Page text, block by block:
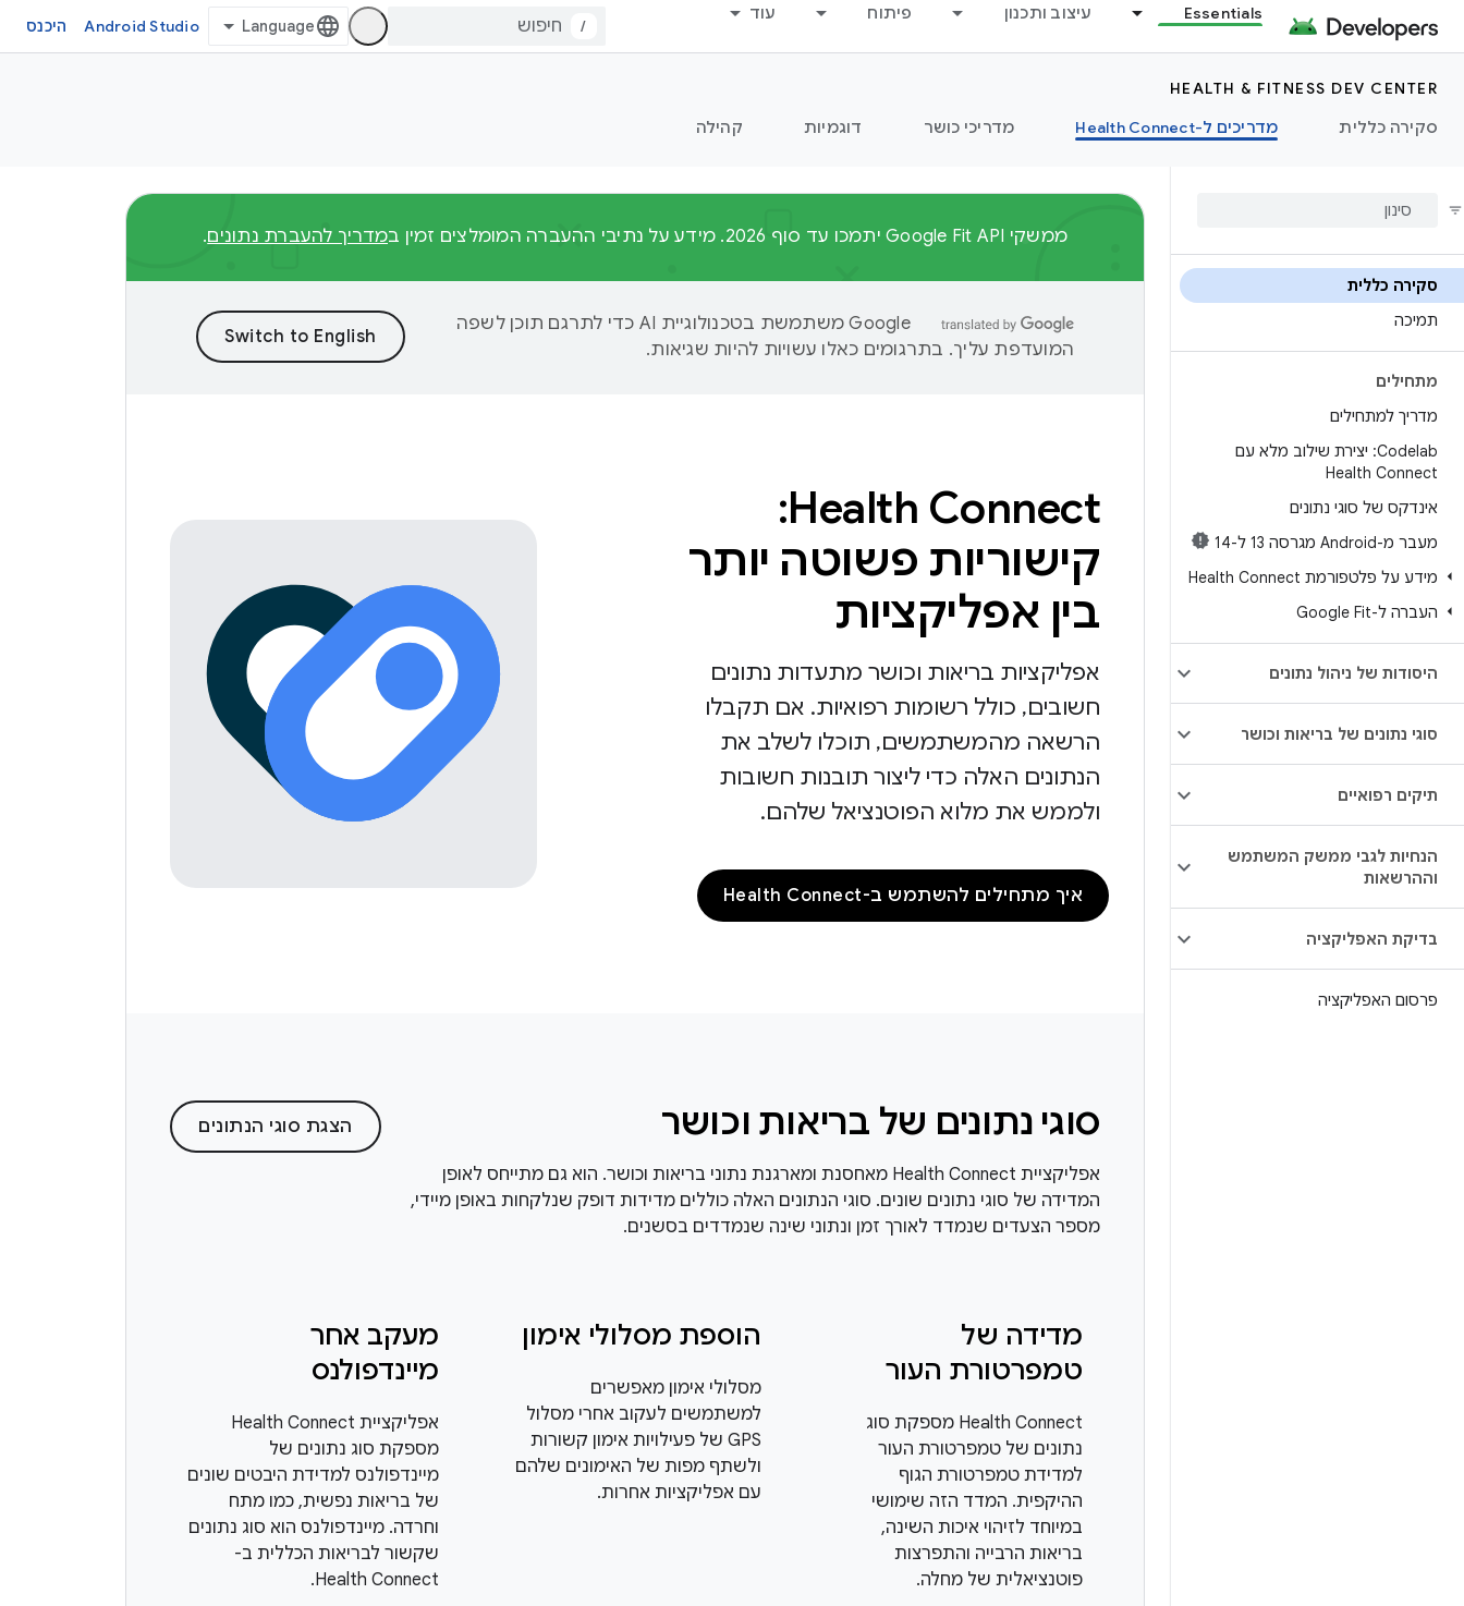
Essentials עיצוב ותכנון פיתוח עוד
/
Android Studio היכנס
HEALTH & FITNESS DEV CENTER
סקירה כללית
מדריכים ל-Health Connect מדריכי כושר דוגמיות קהילה
סקירה כללית
תמיכה
מתחילים
מדריך למתחילים
Codelab: יצירת שילוב מלא עם
Health Connect
אינדקס של סוגי נתונים
מעבר מ-Android מגרסה 13 ל-14
מידע על פלטפורמת Health Connect
העברה ל-Google Fit
היסודות של ניהול נתונים
סוגי נתונים של בריאות וכושר
תיקים רפואיים
הנחיות לגבי ממשק המשתמש
וההרשאות
בדיקת האפליקציה
פרסום האפליקציה
ממשקי Google Fit API יתמכו עד סוף 2026. מידע על נתיבי ההעברה המומלצים זמין ב מדריך להעברת נתונים.
‫Google משתמשת בטכנולוגיית AI כדי לתרגם תוכן לשפה
המועדפת עליך. בתרגומים כאלו עשויות להיות שגיאות.
Health Connect:
קישוריות פשוטה יותר
בין אפליקציות
אפליקציות בריאות וכושר מתעדות נתונים
חשובים, כולל רשומות רפואיות. אם תקבלו
הרשאה מהמשתמשים, תוכלו לשלב את
הנתונים האלה כדי ליצור תובנות חשובות
ולממש את מלוא הפוטנציאל שלהם.
איך מתחילים להשתמש ב-Health Connect
סוגי נתונים של בריאות וכושר
אפליקציית Health Connect מאחסנת ומארגנת נתוני בריאות וכושר. הוא גם מתייחס לאופן
המדידה של סוגי נתונים שונים. סוגי הנתונים האלה כוללים מדידות דופק שנלקחות באופן מיידי,
מספר הצעדים שנמדד לאורך זמן ונתוני שינה שנמדדים בסשנים.
הצגת סוגי הנתונים
מדידה של
טמפרטורת העור
‫Health Connect מספקת סוג
נתונים של טמפרטורת העור
למדידת טמפרטורת הגוף
ההיקפית. המדד הזה שימושי
במיוחד לזיהוי איכות השינה,
בריאות הרבייה והתפרצות
פוטנציאלית של מחלה.
הוספת מסלולי אימון
מסלולי אימון מאפשרים
למשתמשים לעקוב אחרי מסלול
GPS של פעילויות אימון קשורות
ולשתף מפות של האימונים שלהם
עם אפליקציות אחרות.
מעקב אחר
מיינדפולנס
אפליקציית Health Connect
מספקת סוג נתונים של
מיינדפולנס למדידת היבטים שונים
של בריאות נפשית, כמו מתח
וחרדה. מיינדפולנס הוא סוג נתונים
שקשור לבריאות הכללית ב-
Health Connect.